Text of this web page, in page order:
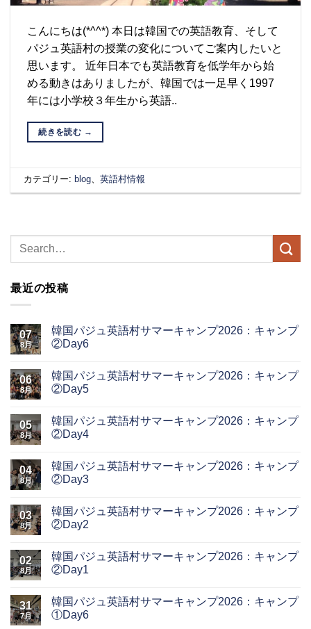
こんにちは(*^^*) 本日は韓国での英語教育、そして
パジュ英語村の授業の変化についてご案内したいと
思います。 近年日本でも英語教育を低学年から始
める動きはありましたが、韓国では一足早く1997
年には小学校３年生から英語..
続きを読む →
カテゴリー: blog 、英語村情報
最近の投稿
07
8月
韓国パジュ英語村サマーキャンプ2026：キャンプ
②Day6
06
8月
韓国パジュ英語村サマーキャンプ2026：キャンプ
②Day5
05
8月
韓国パジュ英語村サマーキャンプ2026：キャンプ
②Day4
04
8月
韓国パジュ英語村サマーキャンプ2026：キャンプ
②Day3
03
8月
韓国パジュ英語村サマーキャンプ2026：キャンプ
②Day2
02
8月
韓国パジュ英語村サマーキャンプ2026：キャンプ
②Day1
31
7月
韓国パジュ英語村サマーキャンプ2026：キャンプ
①Day6